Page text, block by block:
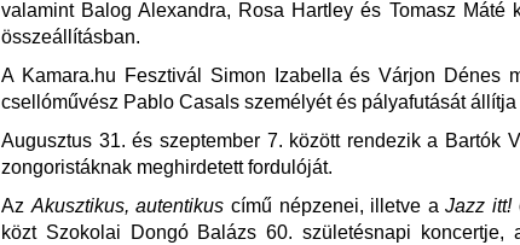
valamint Balog Alexandra, Rosa Hartley és Tomasz Máté
összeállításban.
A Kamara.hu Fesztivál Simon Izabella és Várjon Dénes
csellóművész Pablo Casals személyét és pályafutását
Augusztus 31. és szeptember 7. között rendezik a Bartók
zongoristáknak meghirdetett fordulóját.
Az Akusztikus, autentikus című népzenei, illetve aJazz itt!
közt Szokolai Dongó Balázs 60. születésnapi koncertje,